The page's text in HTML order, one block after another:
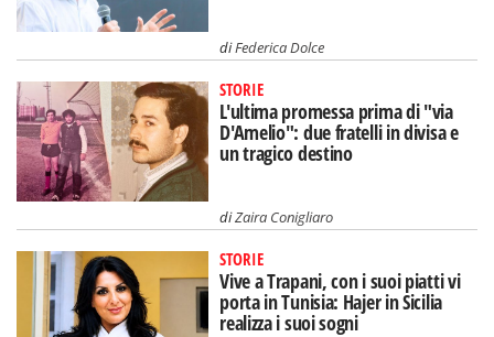
diFederica Dolce
STORIE
L'ultima promessa prima di "via
D'Amelio": due fratelli in divisa e
un tragico destino
diZaira Conigliaro
STORIE
Vive a Trapani, con i suoi piatti vi
porta in Tunisia: Hajer in Sicilia
realizza i suoi sogni